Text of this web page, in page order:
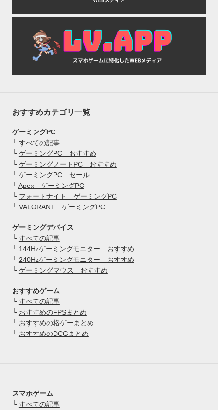
おすすめカテゴリ一覧
ゲーミングPC
└ すべての記事
└ ゲーミングPC おすすめ
└ ゲーミングノートPC おすすめ
└ ゲーミングPC セール
└Apex ゲーミングPC
└ フォートナイト ゲーミングPC
└ VALORANT ゲーミングPC
ゲーミングデバイス
└ すべての記事
└ 144Hzゲーミングモニター おすすめ
└ 240Hzゲーミングモニター おすすめ
└ ゲーミングマウス おすすめ
おすすめゲーム
└ すべての記事
└ おすすめのFPSまとめ
└ おすすめの格ゲーまとめ
└ おすすめのDCGまとめ
スマホゲーム
└ すべての記事